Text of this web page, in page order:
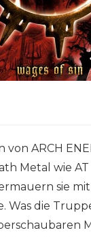
von ARCH
Metal wie AT
sie mit
Was die